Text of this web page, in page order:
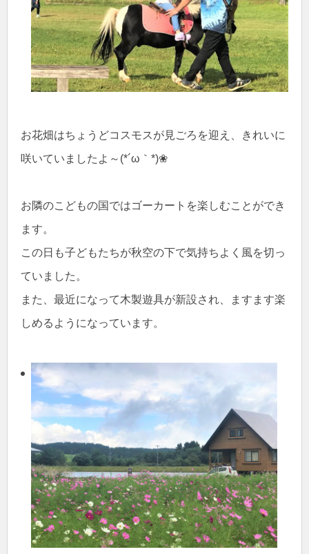
お花畑はちょうどコスモスが見ごろを迎え、きれいに
咲いていましたよ～(*´ω｀*)❀
お隣のこどもの国ではゴーカートを楽しむことができ
ます。
この日も子どもたちが秋空の下で気持ちよく風を切っ
ていました。
また、最近になって木製遊具が新設され、ますます楽
しめるようになっています。